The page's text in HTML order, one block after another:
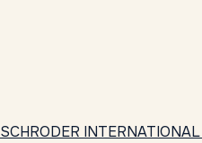
SCHRODER